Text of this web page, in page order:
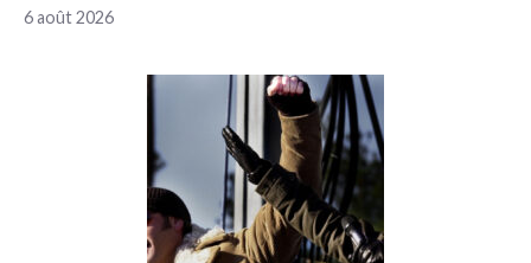
6 août 2026